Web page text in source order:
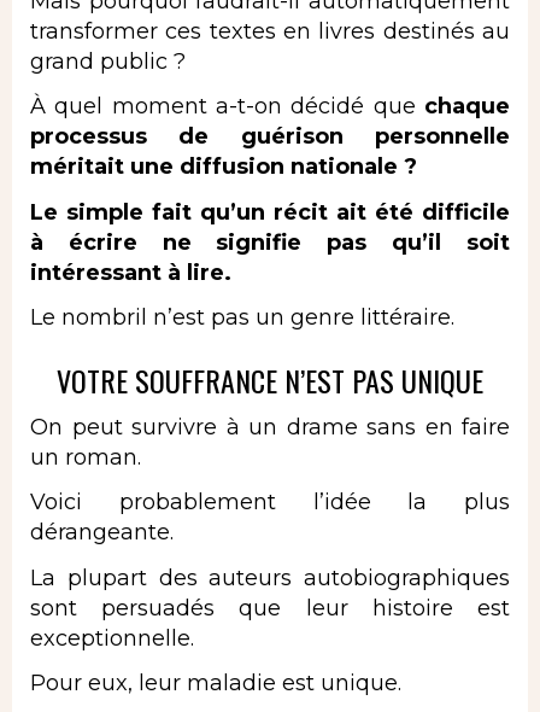
transformer ces textes en livres destinés au
grand public ?
À quel moment a-t-on décidé que chaque
processus de guérison personnelle
méritait une diffusion nationale ?
Le simple fait qu’un récit ait été difficile
à écrire ne signifie pas qu’il soit
intéressant à lire.
Le nombril n’est pas un genre littéraire.
VOTRE SOUFFRANCE N’EST PAS UNIQUE
On peut survivre à un drame sans en faire
un roman.
Voici probablement l’idée la plus
dérangeante.
La plupart des auteurs autobiographiques
sont persuadés que leur histoire est
exceptionnelle.
Pour eux, leur maladie est unique.